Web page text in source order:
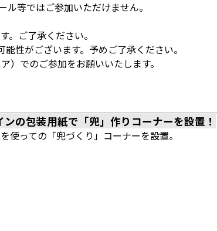
等ではご参加いただけません。
。ご了承ください。
性がございます。予めご了承ください。
）でのご参加をお願いいたします。
の包装用紙で「兜」作りコーナーを設置！
っての「兜づくり」コーナーを設置。